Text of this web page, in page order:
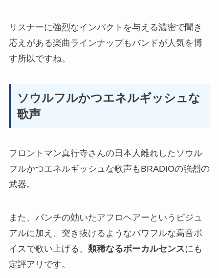
リスナーに強烈なインパクトを与える濃密で聞き
応えがある楽曲ラインナップもバンドが人気を博
す所以ですね。
ソウルフルかつエネルギッシュな
歌声
フロントマン真行寺さんの日本人離れしたソウル
フルかつエネルギッシュな歌声もBRADIOの強烈の
武器。
また、 パンチの効いたアフロヘアー というビジュ
アルに加え、突き抜けるようなパワフルな高音ボ
イスで歌い上げる、 類稀なるボーカルセンスにも
定評アリです。